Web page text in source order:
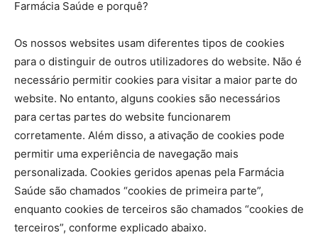
Farmácia Saúde e porquê?
Os nossos websites usam diferentes tipos de cookies
para o distinguir de outros utilizadores do website. Não é
necessário permitir cookies para visitar a maior parte do
website. No entanto, alguns cookies são necessários
para certas partes do website funcionarem
corretamente. Além disso, a ativação de cookies pode
permitir uma experiência de navegação mais
personalizada. Cookies geridos apenas pela Farmácia
Saúde são chamados “cookies de primeira parte”,
enquanto cookies de terceiros são chamados “cookies de
terceiros”, conforme explicado abaixo.